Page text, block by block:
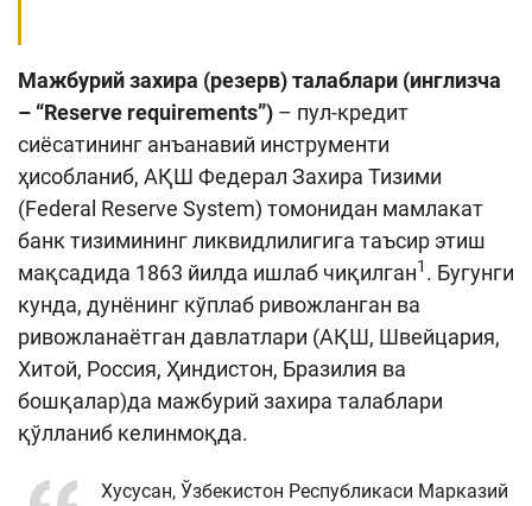
Мажбурий захира (резерв) талаблари (инглизча
– “Reserve requirements”) – пул-кредит
сиёсатининг анъанавий инструменти
ҳисобланиб, АҚШ Федерал Захира Тизими
(Federal Reserve System) томонидан мамлакат
банк тизимининг ликвидлилигига таъсир этиш
мақсадида 1863 йилда ишлаб чиқилган1 . Бугунги
кунда, дунёнинг кўплаб ривожланган ва
ривожланаётган давлатлари (АҚШ, Швейцария,
Хитой, Россия, Ҳиндистон, Бразилия ва
бошқалар)да мажбурий захира талаблари
қўлланиб келинмоқда.
Хусусан, Ўзбекистон Республикаси Марказий